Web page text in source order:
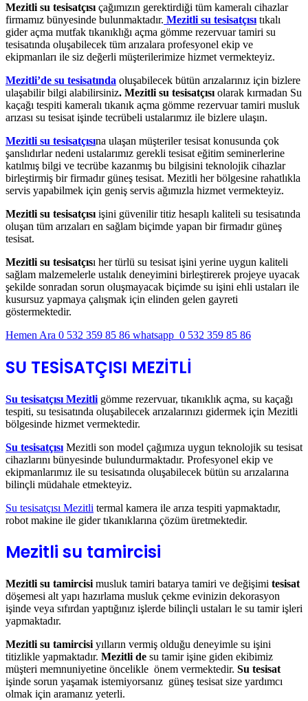
Mezitli su tesisatçısı çağımızın gerektirdiği tüm kameralı cihazlar
firmamız bünyesinde bulunmaktadır. Mezitli su tesisatçısı tıkalı
gider açma mutfak tıkanıklığı açma gömme rezervuar tamiri su
tesisatında oluşabilecek tüm arızalara profesyonel ekip ve
ekipmanları ile siz değerli müşterilerimize hizmet vermekteyiz.
Mezitli’de su tesisatında oluşabilecek bütün arızalarınız için bizlere
ulaşabilir bilgi alabilirsiniz. Mezitli su tesisatçısı olarak kırmadan Su
kaçağı tespiti kameralı tıkanık açma gömme rezervuar tamiri musluk
arızası su tesisat işinde tecrübeli ustalarımız ile bizlere ulaşın.
Mezitli su tesisatçısına ulaşan müşteriler tesisat konusunda çok
şanslıdırlar nedeni ustalarımız gerekli tesisat eğitim seminerlerine
katılmış bilgi ve tecrübe kazanmış bu bilgisini teknolojik cihazlar
birleştirmiş bir firmadır güneş tesisat. Mezitli her bölgesine rahatlıkla
servis yapabilmek için geniş servis ağımızla hizmet vermekteyiz.
Mezitli su tesisatçısı işini güvenilir titiz hesaplı kaliteli su tesisatında
oluşan tüm arızaları en sağlam biçimde yapan bir firmadır güneş
tesisat.
Mezitli su tesisatçısı her türlü su tesisat işini yerine uygun kaliteli
sağlam malzemelerle ustalık deneyimini birleştirerek projeye uyacak
şekilde sonradan sorun oluşmayacak biçimde su işini ehli ustaları ile
kusursuz yapmaya çalışmak için elinden gelen gayreti
göstermektedir.
Hemen Ara 0 532 359 85 86 whatsapp 0 532 359 85 86
SU TESİSATÇISI MEZİTLİ
Su tesisatçısı Mezitli gömme rezervuar, tıkanıklık açma, su kaçağı
tespiti, su tesisatında oluşabilecek arızalarınızı gidermek için Mezitli
bölgesinde hizmet vermektedir.
Su tesisatçısı Mezitli son model çağımıza uygun teknolojik su tesisat
cihazlarını bünyesinde bulundurmaktadır. Profesyonel ekip ve
ekipmanlarımız ile su tesisatında oluşabilecek bütün su arızalarına
bilinçli müdahale etmekteyiz.
Su tesisatçısı Mezitli termal kamera ile arıza tespiti yapmaktadır,
robot makine ile gider tıkanıklarına çözüm üretmektedir.
Mezitli su tamircisi
Mezitli su tamircisi musluk tamiri batarya tamiri ve değişimi tesisat
döşemesi alt yapı hazırlama musluk çekme evinizin dekorasyon
işinde veya sıfırdan yaptığınız işlerde bilinçli ustaları le su tamir işleri
yapmaktadır.
Mezitli su tamircisi yılların vermiş olduğu deneyimle su işini
titizlikle yapmaktadır. Mezitli de su tamir işine giden ekibimiz
müşteri memnuniyetine öncelikle önem vermektedir. Su tesisat
işinde sorun yaşamak istemiyorsanız güneş tesisat size yardımcı
olmak için aramanız yeterli.